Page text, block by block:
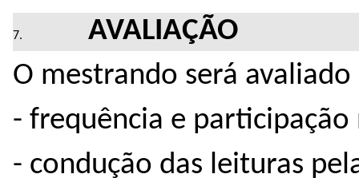
AVALIAÇÃO
O mestrando será avaliado
- frequência e participação
- condução das leituras